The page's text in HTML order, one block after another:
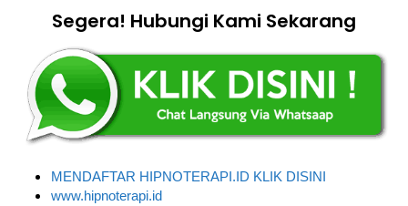
Segera! Hubungi Kami Sekarang
MENDAFTAR HIPNOTERAPI.ID KLIK DISINI
www.hipnoterapi.id